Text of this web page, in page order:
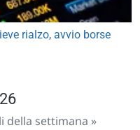
rialzo, avvio borse
della settimana »